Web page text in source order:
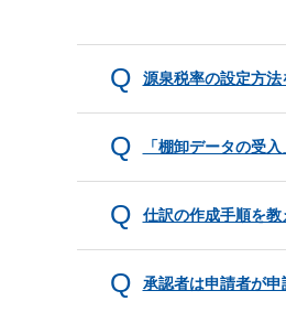
源泉税率の設定方法
「棚卸データの受
仕訳の作成手順を教
承認者は申請者が